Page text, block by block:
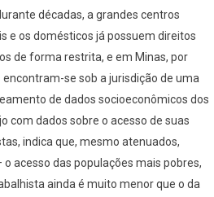
décadas, a grandes centros
e os domésticos já possuem direitos
de forma restrita, e em Minas, por
se sob a jurisdição de uma
de dados socioeconômicos dos
com dados sobre o acesso de suas
indica que, mesmo atenuados,
acesso das populações mais pobres,
ainda é muito menor que o da